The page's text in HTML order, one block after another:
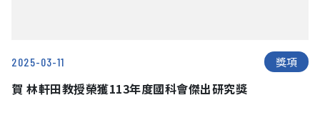
獎項
2025-03-11
賀 林軒田教授榮獲113年度國科會傑出研究獎